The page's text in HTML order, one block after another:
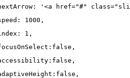
'<a href="#"
1000,
1,